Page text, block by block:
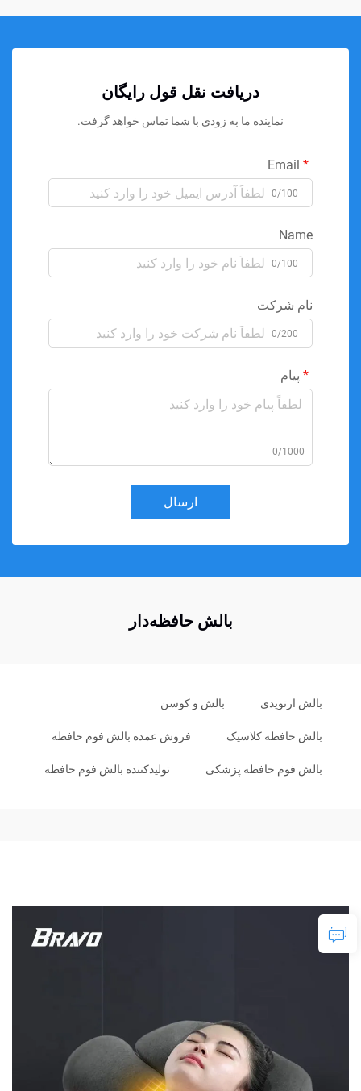
دریافت نقل قول رایگان
نماینده ما به زودی با شما تماس خواهد گرفت.
0/100
Name
0/100
نام شرکت
0/200
پیام
0/1000
ارسال
بالش حافظه‌دار
بالش ارتوپدی بالش و کوسن
بالش حافظه کلاسیک فروش عمده بالش فوم حافظه
بالش فوم حافظه پزشکی تولیدکننده بالش فوم حافظه